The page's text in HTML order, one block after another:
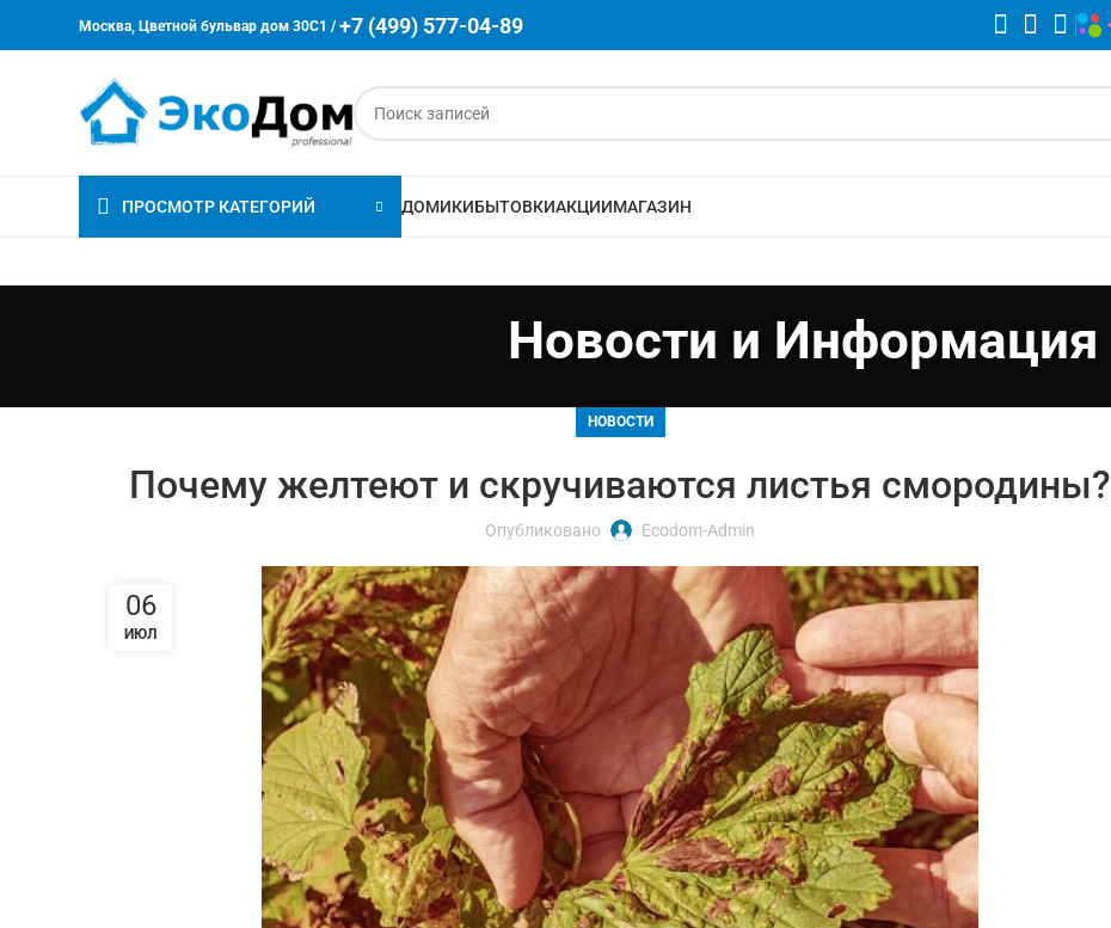
Москва, Цветной бульвар дом 30C1 / +7 (499) 577-04-89
ПРОСМОТР КАТЕГОРИЙ ДОМИКИБЫТОВКИАКЦИИМАГАЗИН
Новости и Информация
НОВОСТИ
Почему желтеют и скручиваются листья смородины?
Опубликовано Ecodom-Admin
06
ИЮЛ